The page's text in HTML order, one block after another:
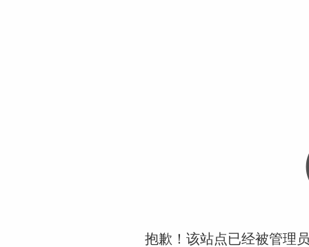
抱歉！该站点已经被管理